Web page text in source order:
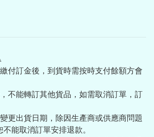
付訂金後，到貨時需按時支付餘額方會
不能轉訂其他貨品，如需取消訂單，訂
更出貨日期，除因生產商或供應商問題
能取消訂單安排退款。